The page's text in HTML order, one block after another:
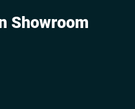
Showroom